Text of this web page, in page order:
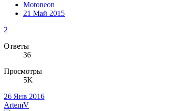
Motoneon
21 Май 2015
2
Ответы
36
Просмотры
5K
26 Янв 2016
ArtemV